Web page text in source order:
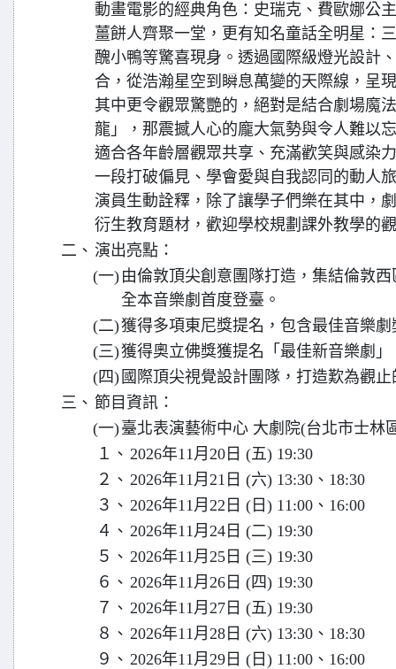
動畫電影的經典角色：史瑞克、費歐娜公
薑餅人齊聚一堂，更有知名童話全明星：
醜小鴨等驚喜現身。透過國際級燈光設計
合，從浩瀚星空到瞬息萬變的天際線，呈
其中更令觀眾驚艷的，絕對是結合劇場魔
龍」，那震撼人心的龐大氣勢與令人難以
適合各年齡層觀眾共享、充滿歡笑與感染
一段打破偏見、學會愛與自我認同的動人
演員生動詮釋，除了讓學子們樂在其中，
衍生教育題材，歡迎學校規劃課外教學的
二、 演出亮點：
(一) 由倫敦頂尖創意團隊打造，集結倫敦
全本音樂劇首度登臺。
(二)獲得多項東尼獎提名，包含最佳音樂劇
(三)獲得奧立佛獎獲提名「最佳新音樂劇」
(四) 國際頂尖視覺設計團隊，打造歎為觀
三、 節目資訊：
(一)臺北表演藝術中心 大劇院(台北市士林
１、 2026年11月20日 (五) 19:30
２、 2026年11月21日 (六) 13:30、18:30
３、 2026年11月22日 (日) 11:00、16:00
４、 2026年11月24日 (二) 19:30
５、 2026年11月25日 (三) 19:30
６、 2026年11月26日 (四) 19:30
７、 2026年11月27日 (五) 19:30
８、 2026年11月28日 (六) 13:30、18:30
９、 2026年11月29日 (日) 11:00、16:00